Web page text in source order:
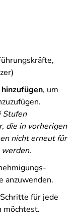
, um
Stufen
die in vorherigen
nicht erneut für
anzuwenden.
für jede
möchtest.